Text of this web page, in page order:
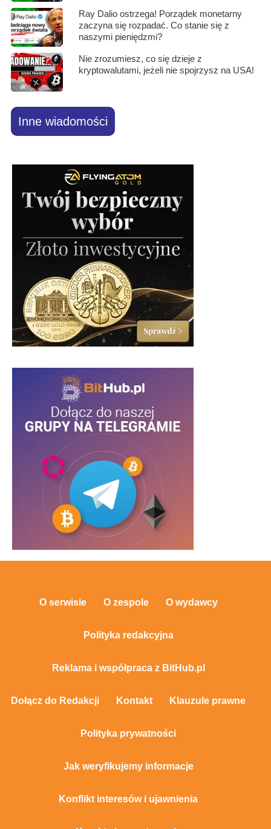
Ray Dalio ostrzega! Porządek monetarny
zaczyna się rozpadać. Co stanie się z
naszymi pieniędzmi?
Nie zrozumiesz, co się dzieje z
kryptowalutami, jeżeli nie spojrzysz na USA!
Inne wiadomości
O serwisie O zespole O wydawcy
Polityka redakcyjna
Reklama i współpraca z BitHub.pl
Dołącz do Redakcji Kontakt Klauzule prawne
Polityka prywatności
Jak weryfikujemy informacje
Konflikt interesów i ujawnienia